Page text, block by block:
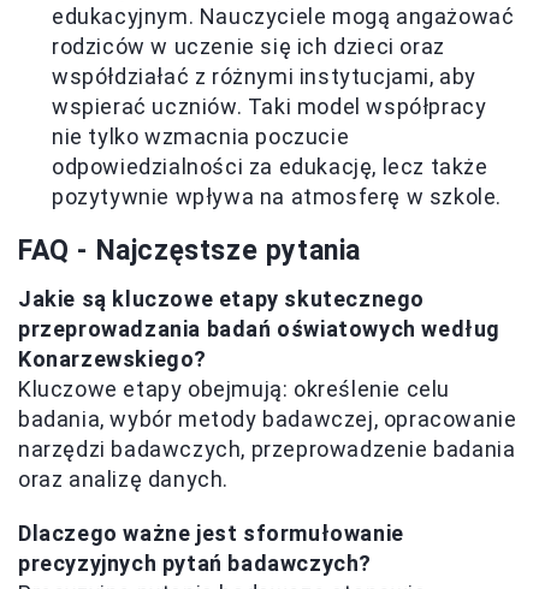
edukacyjnym. Nauczyciele mogą angażować
rodziców w uczenie się ich dzieci oraz
współdziałać z różnymi instytucjami, aby
wspierać uczniów. Taki model współpracy
nie tylko wzmacnia poczucie
odpowiedzialności za edukację, lecz także
pozytywnie wpływa na atmosferę w szkole.
FAQ - Najczęstsze pytania
Jakie są kluczowe etapy skutecznego
przeprowadzania badań oświatowych według
Konarzewskiego?
Kluczowe etapy obejmują: określenie celu
badania, wybór metody badawczej, opracowanie
narzędzi badawczych, przeprowadzenie badania
oraz analizę danych.
Dlaczego ważne jest sformułowanie
precyzyjnych pytań badawczych?